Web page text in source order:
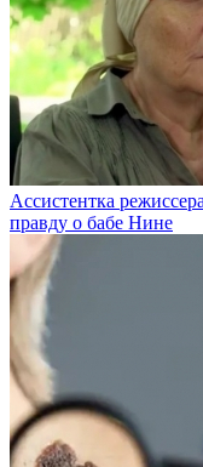
Ассистентка
правду о бабе Нине